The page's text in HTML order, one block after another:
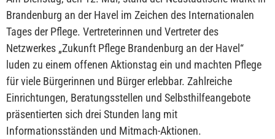
Brandenburg an der Havel im Zeichen des Internationalen
Tages der Pflege. Vertreterinnen und Vertreter des
Netzwerkes „Zukunft Pflege Brandenburg an der Havel“
luden zu einem offenen Aktionstag ein und machten Pflege
für viele Bürgerinnen und Bürger erlebbar. Zahlreiche
Einrichtungen, Beratungsstellen und Selbsthilfeangebote
präsentierten sich drei Stunden lang mit
Informationsständen und Mitmach-Aktionen.